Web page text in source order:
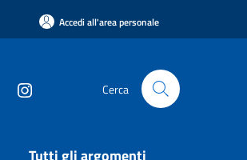
Accedi all'area personale
Cerca
Tutti gli argomenti